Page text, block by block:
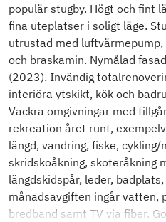
populär stugby. Högt och fint
fina uteplatser i soligt läge.
utrustad med
och braskamin. Nymålad
(2023). Invändig
interiöra ytskikt, kök och
Vackra omgivningar med
rekreation året runt,
längd, vandring, fiske,
skridskoåkning, skoteråkning
längdskidspår, leder,
månadsavgiften ingår vatten,
bredband samt TV via fiber.